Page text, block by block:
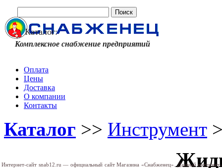
Оплата
Цены
Доставка
О компании
Контакты
Комплексное снабжение предприятий
Каталог >> Инструмент
Каталог:
Интернет-сайт snab12.ru — официальный сайт Магазина «Снабженец». Данный